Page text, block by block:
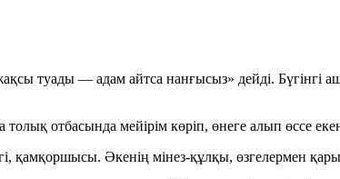
туады — адам айтса нанғысыз» дейді. Бүгінгі
отбасында мейірім көріп, өнеге алып өссе
қамқоршысы. Әкенің мінез-құлқы, өзгелермен